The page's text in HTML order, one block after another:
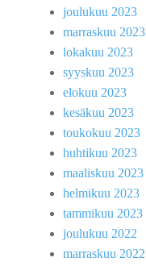
joulukuu 2023
marraskuu 2023
lokakuu 2023
syyskuu 2023
elokuu 2023
kesäkuu 2023
toukokuu 2023
huhtikuu 2023
maaliskuu 2023
helmikuu 2023
tammikuu 2023
joulukuu 2022
marraskuu 2022